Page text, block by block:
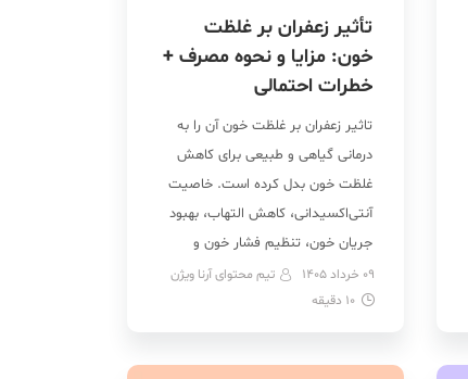
تأثیر زعفران بر غلظت
خون: مزایا و نحوه مصرف +
خطرات احتمالی
تاثیر زعفران بر غلظت خون آن را به
درمانی گیاهی و طبیعی برای کاهش
غلظت خون بدل کرده است. خاصیت
آنتی‌اکسیدانی، کاهش التهاب، بهبود
جریان خون، تنظیم فشار خون و
کاهش لخته‌های خونی از خواص
زعفران برای غلظت خون هستند.
همین‌طور نحوه و مقدار مجاز مصرف
09 خرداد 1405
تیم محتوای آرنا ویژن
10 دقیقه